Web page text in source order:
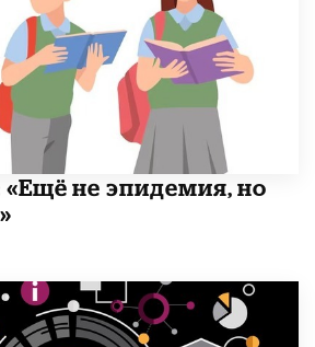
не эпидемия, но